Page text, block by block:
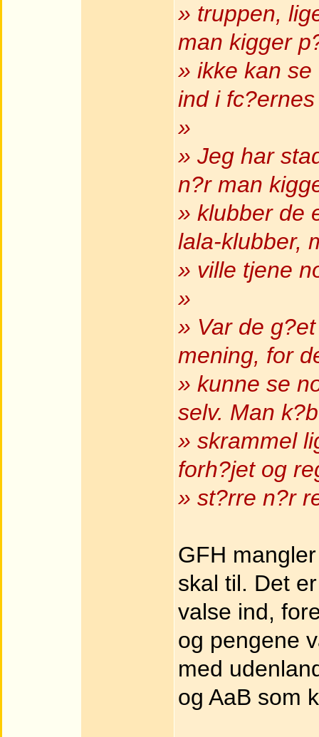
» truppen,
man kigger
» ikke kan
ind i
»
» Jeg har
n?r man
» klubber de
lala-klubber,
» ville tjene
»
» Var de
mening, for
» kunne se
selv. Man
» skrammel
forh?jet og
» st?rre n?r
GFH
skal til. Det
valse ind,
og pengene
med
og AaB som